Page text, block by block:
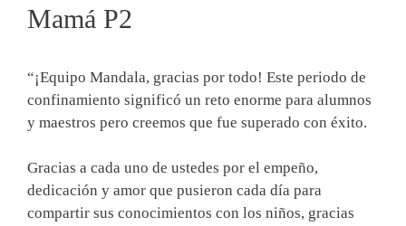
Mamá P2
“¡Equipo Mandala, gracias por todo! Este periodo de
confinamiento significó un reto enorme para alumnos
y maestros pero creemos que fue superado con éxito.
Gracias a cada uno de ustedes por el empeño,
dedicación y amor que pusieron cada día para
compartir sus conocimientos con los niños, gracias